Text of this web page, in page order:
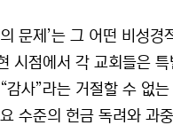
문제’는 그 어떤 비성경
시점에서 각 교회들은
사”라는 거절할 수 없
수준의 헌금 독려와 과